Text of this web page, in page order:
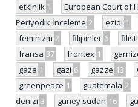
etkinlik 1 European Court of
Periyodik İnceleme 2 ezidi 1
feminizm 2 filipinler 6
fransa 37 frontex 1
gaza 1 gazi 6 gazze 13
greenpeace 1 guatemala 2
denizi 3 güney sudan 16